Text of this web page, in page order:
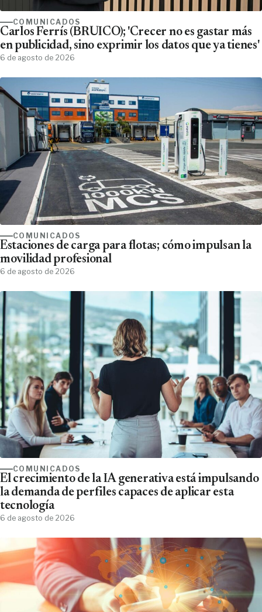
COMUNICADOS
Carlos Ferrís (BRUICO); 'Crecer no es gastar más
en publicidad, sino exprimir los datos que ya tienes'
6 de agosto de 2026
COMUNICADOS
Estaciones de carga para flotas; cómo impulsan la
movilidad profesional
6 de agosto de 2026
COMUNICADOS
El crecimiento de la IA generativa está impulsando
la demanda de perfiles capaces de aplicar esta
tecnología
6 de agosto de 2026